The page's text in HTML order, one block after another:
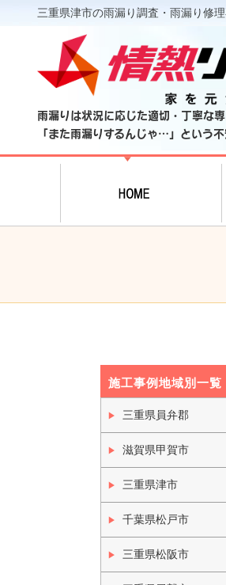
三重県津市の雨漏り調査・雨漏り修
雨漏りは状況に応じた適切・丁寧な
「また雨漏りするんじゃ…」という不
施工事例地域別一覧
三重県員弁郡
滋賀県甲賀市
三重県津市
千葉県松戸市
三重県松阪市